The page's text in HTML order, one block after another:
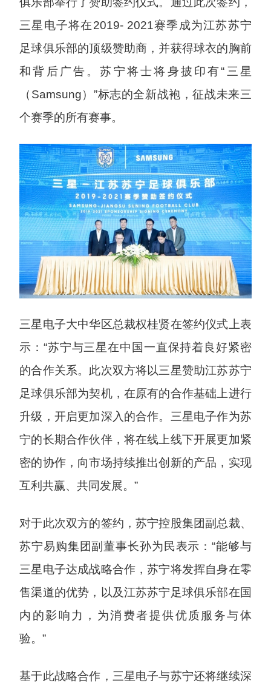
三星电子将在2019- 2021赛季成为江苏苏宁
足球俱乐部的顶级赞助商，并获得球衣的胸前
和背后广告。苏宁将士将身披印有“三星
（Samsung）”标志的全新战袍，征战未来三
个赛季的所有赛事。
三星电子大中华区总裁权桂贤在签约仪式上表
示：“苏宁与三星在中国一直保持着良好紧密
的合作关系。此次双方将以三星赞助江苏苏宁
足球俱乐部为契机，在原有的合作基础上进行
升级，开启更加深入的合作。三星电子作为苏
宁的长期合作伙伴，将在线上线下开展更加紧
密的协作，向市场持续推出创新的产品，实现
互利共赢、共同发展。”
对于此次双方的签约，苏宁控股集团副总裁、
苏宁易购集团副董事长孙为民表示：“能够与
三星电子达成战略合作，苏宁将发挥自身在零
售渠道的优势，以及江苏苏宁足球俱乐部在国
内的影响力，为消费者提供优质服务与体
验。”
基于此战略合作，三星电子与苏宁还将继续深